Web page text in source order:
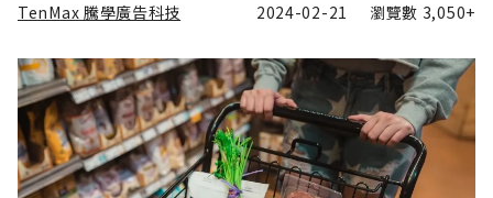
TenMax 騰學廣告科技 2024-02-21 瀏覽數 3,050+